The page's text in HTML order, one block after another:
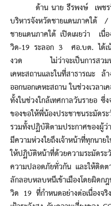
ด้าน นาย ธีรพงษ์ เพชรรัต
บริหารจังหวัดชายแดนภาคใต้ /
ชายแดนภาคใต้ เปิดเผยว่า เนื่อ
วิด-19 ระลอก 3 ศอ.บต. ได้เน้
งวด ไม่ว่าจะเป็นการสวมหน้
เคหะสถานและในที่สาธารณะ
ออกนอกเคหะสถาน ในช่วงเวล
ทั้งในช่วงใกล้เทศกาลวันรายอ
ของขอให้พี่น้องประชาชนระมัด
รวมทั้งปฏิบัติตามประกาศของผู้
มีความห่วงใยถึงเจ้าหน้าที่ทุกนา
ให้ปฏิบัติหน้าที่ด้วยความระมัดร
ความปลอดภัยทั่วกัน และให้ติด
ลักลอบหลบหนีเข้าเมืองโดยผิดก
วิด 19 ที่กำหนดอย่างต่อเนื่องจ